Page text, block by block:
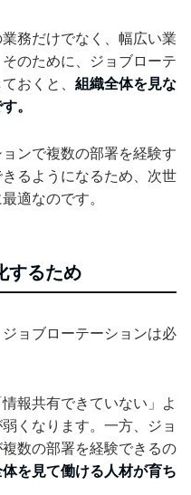
務だけでなく、幅広い業
のために、ジョブローテ
おくと、 組織全体を見な
。
ンで複数の部署を経験す
るようになるため、次世
適なのです。
するため
ョブローテーションは必
報共有できていない」よ
くなります。一方、ジョ
数の部署を経験できるの
を見て働ける人材が育ち